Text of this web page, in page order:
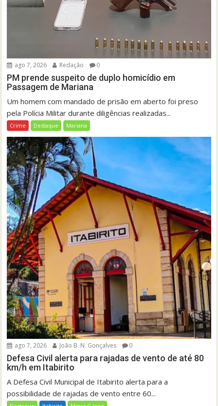
ago 7, 2026 Redação 0
PM prende suspeito de duplo homicídio em
Passagem de Mariana
Um homem com mandado de prisão em aberto foi preso
pela Polícia Militar durante diligências realizadas...
Crime Destaque Mariana
ago 7, 2026 João B. N. Gonçalves 0
Defesa Civil alerta para rajadas de vento de até 80
km/h em Itabirito
A Defesa Civil Municipal de Itabirito alerta para a
possibilidade de rajadas de vento entre 60...